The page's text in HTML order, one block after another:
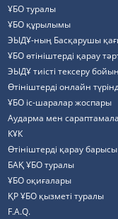
ҰБО туралы
ҰБО құрылымы
ЭЫДҰ-ның Басқарушы
ҰБО өтініштерді қарау
ЭЫДҰ тиісті тексеру
Өтініштерді онлайн
ҰБО іс-шаралар жоспары
Аударма мен
КҰК
Өтініштерді қарау барысы
БАҚ ҰБО туралы
ҰБО оқиғалары
ҚР ҰБО қызметі туралы
F.A.Q.